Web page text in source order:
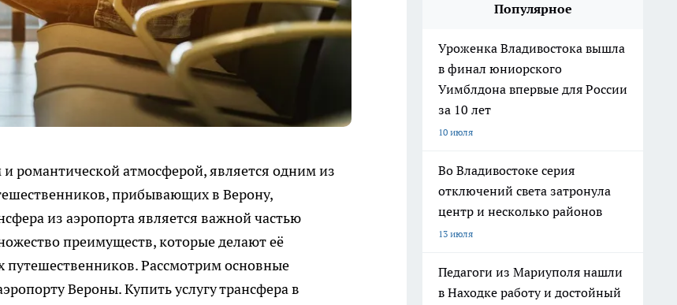
романтической атмосферой, является одним из
прибывающих в Верону,
из аэропорта является важной частью
преимуществ, которые делают её
Рассмотрим основные
Вероны. Купить услугу трансфера в
Популярное
Уроженка Владивостока вышла
в финал юниорского
Уимблдона впервые для России
за 10 лет
10 июля
Во Владивостоке серия
отключений света затронула
центр и несколько районов
13 июля
Педагоги из Мариуполя нашли
в Находке работу и достойный